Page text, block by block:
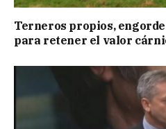
Terneros propios,
para retener el valor